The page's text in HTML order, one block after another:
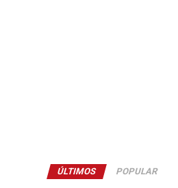
ÚLTIMOS POPULAR